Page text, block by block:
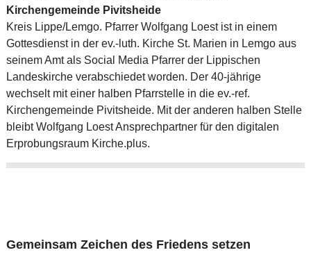
Kirchengemeinde Pivitsheide
Kreis Lippe/Lemgo. Pfarrer Wolfgang Loest ist in einem
Gottesdienst in der ev.-luth. Kirche St. Marien in Lemgo aus
seinem Amt als Social Media Pfarrer der Lippischen
Landeskirche verabschiedet worden. Der 40-jährige
wechselt mit einer halben Pfarrstelle in die ev.-ref.
Kirchengemeinde Pivitsheide. Mit der anderen halben Stelle
bleibt Wolfgang Loest Ansprechpartner für den digitalen
Erprobungsraum Kirche.plus.
Gemeinsam Zeichen des Friedens setzen